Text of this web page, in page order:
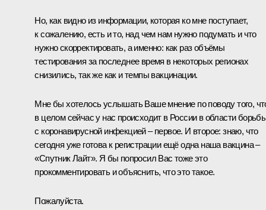
Но, как видно из информации, которая ко мне поступает,
к сожалению, есть и то, над чем нам нужно подумать и что
нужно скорректировать, а именно: как раз объёмы
тестирования за последнее время в некоторых регионах
снизились, так же как и темпы вакцинации.
Мне бы хотелось услышать Ваше мнение по поводу того,
в целом сейчас у нас происходит в России в области
с коронавирусной инфекцией – первое. И второе: знаю, что
сегодня уже готова к регистрации ещё одна наша вакцина –
«Спутник Лайт». Я бы попросил Вас тоже это
прокомментировать и объяснить, что это такое.
Пожалуйста.